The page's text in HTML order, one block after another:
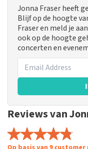
Jonna Fraser heeft
Blijf op de hoogte
Fraser en meld je
ook op de hoogte
concerten en
Reviews van